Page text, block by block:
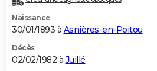
Naissance
30/01/1893 à Asnières-en-Poitou
Décès
02/02/1982 à Juillé